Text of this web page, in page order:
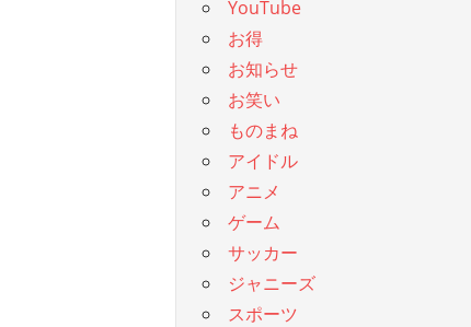
YouTube
お得
お知らせ
お笑い
ものまね
アイドル
アニメ
ゲーム
サッカー
ジャニーズ
スポーツ